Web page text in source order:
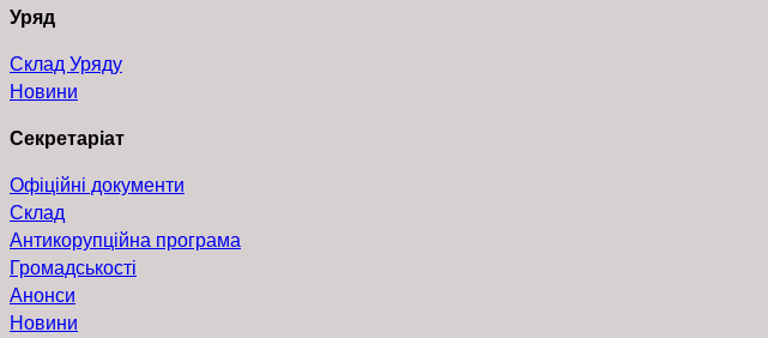
Уряд
Склад Уряду
Новини
Секретаріат
Офіційні документи
Склад
Антикорупційна програма
Громадськості
Анонси
Новини